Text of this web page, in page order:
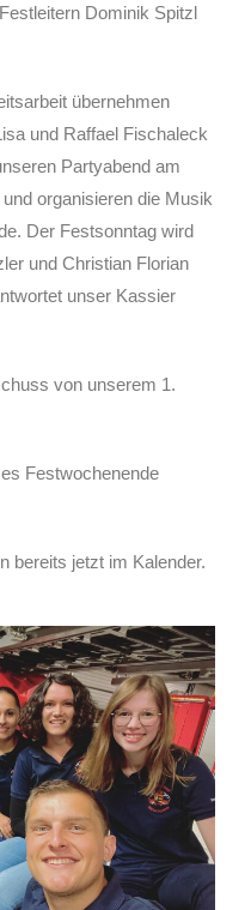
Dominik Spitzl
übernehmen
und Raffael Fischaleck
Partyabend am
organisieren die Musik
Der Festsonntag wird
und Christian Florian
unser Kassier
von unserem 1.
Festwochenende
bereits jetzt im Kalender.